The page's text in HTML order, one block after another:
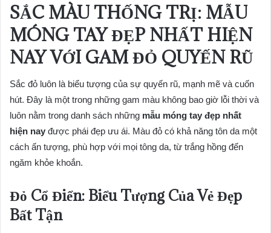
SẮC MÀU THỐNG TRỊ: MẪU
MÓNG TAY ĐẸP NHẤT HIỆN
NAYVỚI GAM ĐỎ QUYẾN RŨ
Sắc đỏ luôn là biểu tượng của sự quyến rũ, mạnh mẽ và cuốn
hút. Đây là một trong những gam màu không bao giờ lỗi thời và
luôn nằm trong danh sách những mẫu móng tay đẹp nhất
hiện nay được phái đẹp ưu ái. Màu đỏ có khả năng tôn da một
cách ấn tượng, phù hợp với mọi tông da, từ trắng hồng đến
ngăm khỏe khoắn.
Đỏ Cổ Điển: Biểu Tượng Của Vẻ Đẹp
Bất Tận